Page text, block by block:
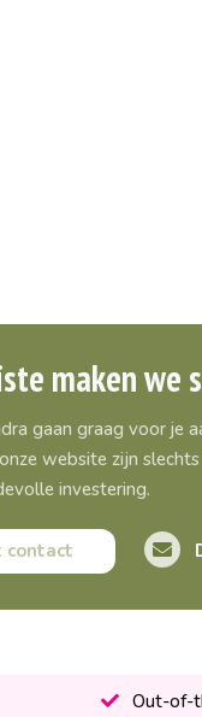
maken we
gaan graag voor je
website zijn
investering.
contact
Out-of-